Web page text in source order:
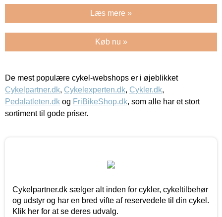
Læs mere »
Køb nu »
De mest populære cykel-webshops er i øjeblikket
Cykelpartner.dk, Cykelexperten.dk, Cykler.dk,
Pedalatleten.dk og FriBikeShop.dk, som alle har et stort
sortiment til gode priser.
Cykelpartner.dk sælger alt inden for cykler, cykeltilbehør
og udstyr og har en bred vifte af reservedele til din cykel.
Klik her for at se deres udvalg.